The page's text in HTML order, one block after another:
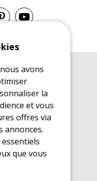
loisirs
avons
la
et vous
offres via
annonces.
que vous